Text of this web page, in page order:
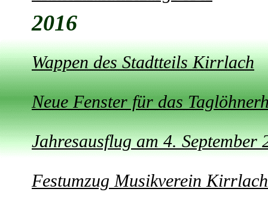
2016
Wappen des Stadtteils Kirrlach
Neue Fenster für das
Jahresausflug am 4. September
Festumzug Musikverein Kirrlach